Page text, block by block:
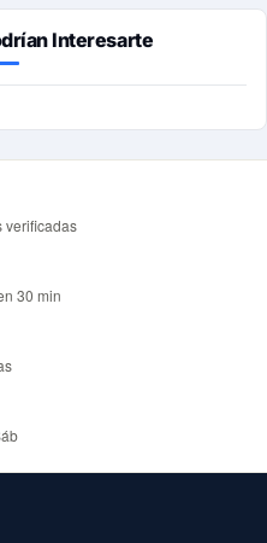
Interesarte
verificadas
30 min